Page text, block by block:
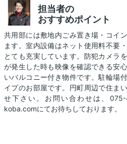
担当者の
おすすめポイント
共用部には敷地内ごみ置き場・コイ
ます。室内設備はネット使用料不要
とても充実しています。防犯カメラ
が発生した時も映像を確認できる安
いバルコニー付き物件です。駐輪場
イプのお部屋です。円町周辺で住ま
せ下さい。お問い合わせは、
koba.comにてお待ちしております。